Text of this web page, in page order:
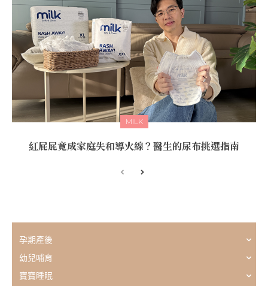
MILK
紅屁屁竟成家庭失和導火線？醫生的尿布挑選指南
孕期產後
幼兒哺育
寶寶睡眠